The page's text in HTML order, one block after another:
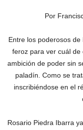
Por
Entre los poderosos
feroz para ver cuál de
ambición de poder sin
paladín. Como se
inscribiéndose en el
Rosario Piedra Ibarra